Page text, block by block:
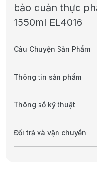
bảo quản thực
1550ml EL4016
Câu Chuyện Sản Phẩm
Thông tin sản phẩm
Thông số kỹ thuật
Đổi trả và vận chuyển